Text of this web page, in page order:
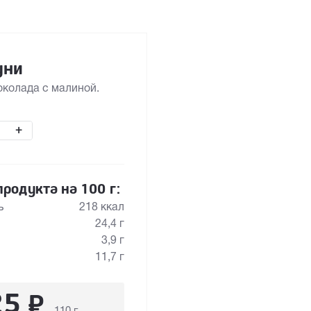
с малиной.
+
на 100 г:
218 ккал
24,4 г
3,9 г
11,7 г
₽